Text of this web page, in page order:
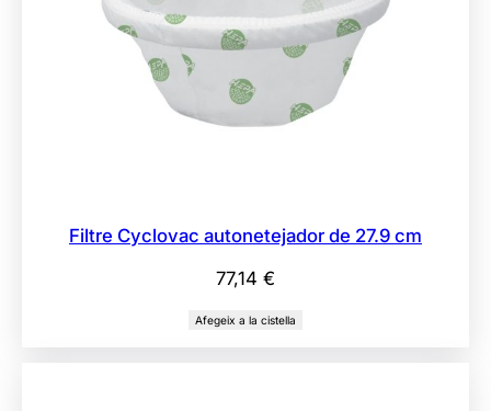
Filtre Cyclovac autonetejador de 27.9 cm
77,14 €
Afegeix a la cistella